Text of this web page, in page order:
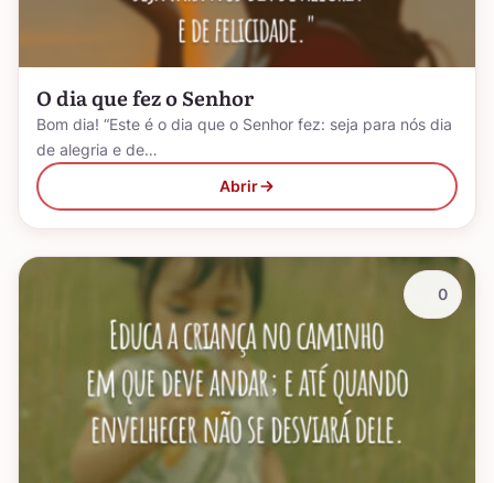
O dia que fez o Senhor
Bom dia! “Este é o dia que o Senhor fez: seja para nós dia
de alegria e de…
Abrir
0